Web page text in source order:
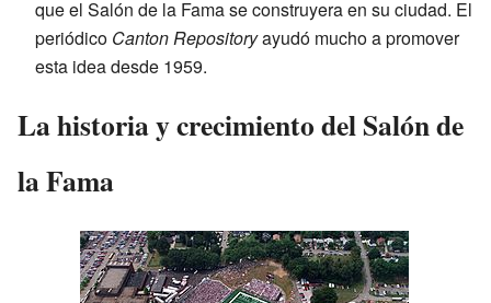
que el Salón de la Fama se construyera en su ciudad. El
periódico Canton Repositoryayudó mucho a promover
esta idea desde 1959.
La historia y crecimiento del Salón de
la Fama